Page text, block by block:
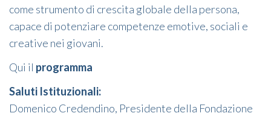
come strumento di crescita globale della persona,
capace di potenziare competenze emotive, sociali e
creative nei giovani.
Qui il programma
Saluti Istituzionali:
Domenico Credendino, Presidente della Fondazione